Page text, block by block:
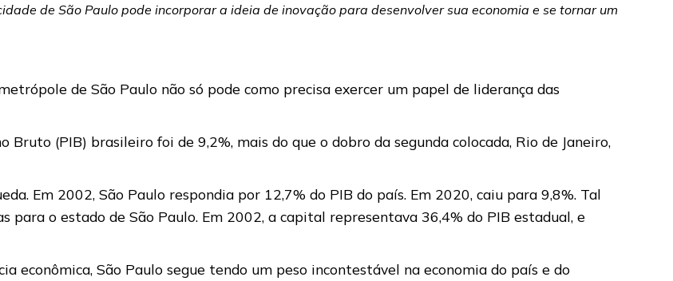
de São Paulo pode incorporar a ideia de inovação para desenvolver sua economia e se tornar um
de São Paulo não só pode como precisa exercer um papel de liderança das
(PIB) brasileiro foi de 9,2%, mais do que o dobro da segunda colocada, Rio de Janeiro,
Em 2002, São Paulo respondia por 12,7% do PIB do país. Em 2020, caiu para 9,8%. Tal
para o estado de São Paulo. Em 2002, a capital representava 36,4% do PIB estadual, e
econômica, São Paulo segue tendo um peso incontestável na economia do país e do